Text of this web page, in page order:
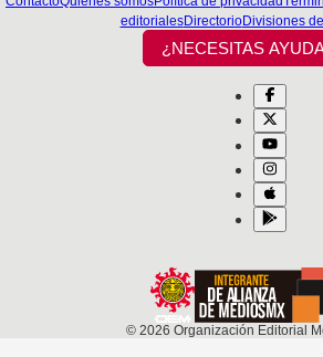
editorialesDirectorioDivisiones
¿NECESITAS
© 2026 Organización Editorial